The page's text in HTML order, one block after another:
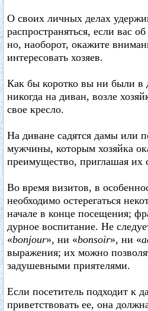
О своих личных делах
распространяться, если вас
но, наоборот, окажите
интересовать хозяев.
Как бы коротко вы ни были в
никогда на диван, возле
свое кресло.
На диване садятся дамы или
мужчины, которым хозяйка
преимущество, приглашая их
Во время визитов, в
необходимо остерегаться
начале в конце посещения;
дурное воспитание. Не
«bonjour», ни «bonsoir», ни «
выражения; их можно
задушевными приятелями.
Если посетитель подходит к
приветствовать ее, она